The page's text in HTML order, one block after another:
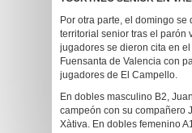
Por otra parte, el domingo
territorial senior tras el parón
jugadores se dieron cita en
Fuensanta de Valencia con
jugadores de El Campello.
En dobles masculino B2,
campeón con su compañero
Xàtiva. En dobles femenino